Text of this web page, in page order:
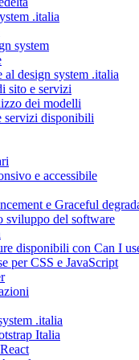
.italia
system
design system .italia
sito e servizi
dei modelli
servizi disponibili
e accessibile
e Graceful
sviluppo del software
disponibili con Can I
per CSS e JavaScript
.italia
Italia